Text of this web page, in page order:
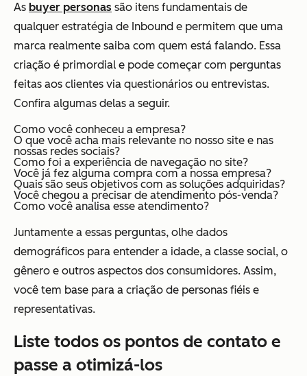
As buyer personas são itens fundamentais de
qualquer estratégia de Inbound e permitem que uma
marca realmente saiba com quem está falando. Essa
criação é primordial e pode começar com perguntas
feitas aos clientes via questionários ou entrevistas.
Confira algumas delas a seguir.
Como você conheceu a empresa?
O que você acha mais relevante no nosso site e nas
nossas redes sociais?
Como foi a experiência de navegação no site?
Você já fez alguma compra com a nossa empresa?
Quais são seus objetivos com as soluções adquiridas?
Você chegou a precisar de atendimento pós-venda?
Como você analisa esse atendimento?
Juntamente a essas perguntas, olhe dados
demográficos para entender a idade, a classe social, o
gênero e outros aspectos dos consumidores. Assim,
você tem base para a criação de personas fiéis e
representativas.
Liste todos os pontos de contato e
passe a otimizá-los